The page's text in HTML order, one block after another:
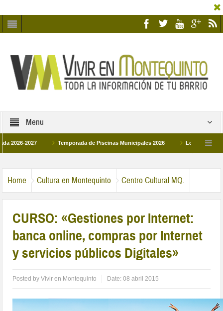
Menu
2027 Temporada de Piscinas Municipales 2026 Los Campus de
Home Cultura en Montequinto Centro Cultural MQ.
CURSO: «Gestiones por Internet:
banca online, compras por Internet
y servicios públicos Digitales»
Posted byVivir en Montequinto Date:08 abril 2015